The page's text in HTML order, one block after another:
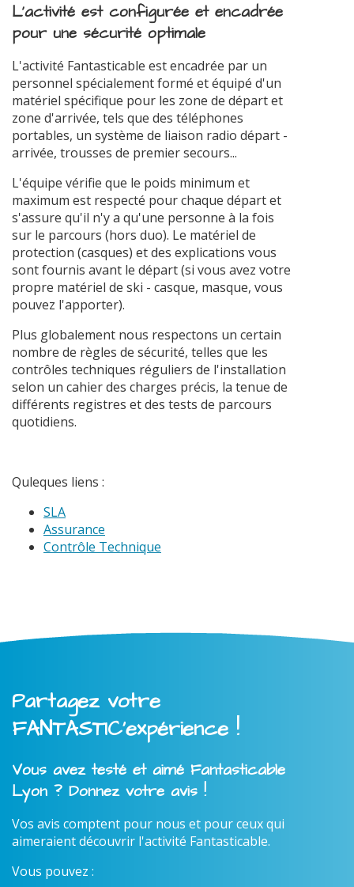
L'activité est configurée et encadrée
pour une sécurité optimale
L'activité Fantasticable est encadrée par un
personnel spécialement formé et équipé d'un
matériel spécifique pour les zone de départ et
zone d'arrivée, tels que des téléphones
portables, un système de liaison radio départ -
arrivée, trousses de premier secours...
L'équipe vérifie que le poids minimum et
maximum est respecté pour chaque départ et
s'assure qu'il n'y a qu'une personne à la fois
sur le parcours (hors duo). Le matériel de
protection (casques) et des explications vous
sont fournis avant le départ (si vous avez votre
propre matériel de ski - casque, masque, vous
pouvez l'apporter).
Plus globalement nous respectons un certain
nombre de règles de sécurité, telles que les
contrôles techniques réguliers de l'installation
selon un cahier des charges précis, la tenue de
différents registres et des tests de parcours
quotidiens.
Quleques liens :
SLA
Assurance
Contrôle Technique
Partagez votre
FANTASTIC'expérience !
Vous avez testé et aimé Fantasticable
Lyon ? Donnez votre avis !
Vos avis comptent pour nous et pour ceux qui
aimeraient découvrir l'activité Fantasticable.
Vous pouvez :